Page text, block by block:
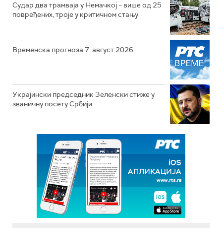
Судар два трамваја у Немачкој – више од 25
повређених, троје у критичном стању
Временска прогноза 7. август 2026.
Украјински председник Зеленски стиже у
званичну посету Србији